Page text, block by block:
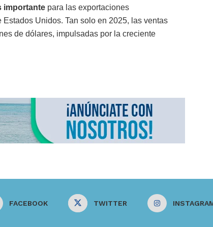
importante para las exportaciones
Unidos. Tan solo en 2025, las ventas
de dólares, impulsadas por la creciente
FACEBOOK TWITTER